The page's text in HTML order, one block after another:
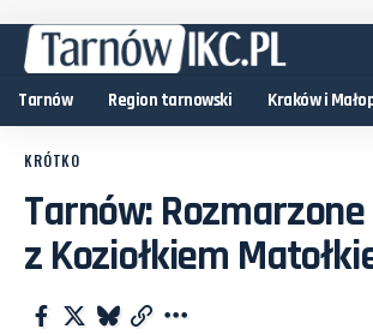
Tarnów Region tarnowski Kraków i
KRÓTKO
Tarnów:
z Koziołkiem